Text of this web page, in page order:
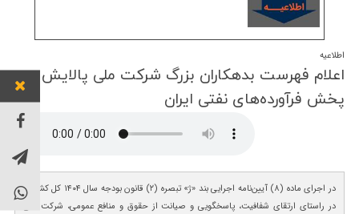
اطلاعیه
اعلام فهرست بدهكاران بزرگ شركت ملی پالایش و
پخش فرآورده‌های نفتی ایران
در اجرای ماده (۸) آیین‌نامه اجرایی بند «ژ» تبصره (۲) قانون بودجه سال ۱۴۰۴ کل کشور و
در راستای ارتقای شفافیت، پاسخگویی و صیانت از حقوق و منافع عمومی، شرکت ملی